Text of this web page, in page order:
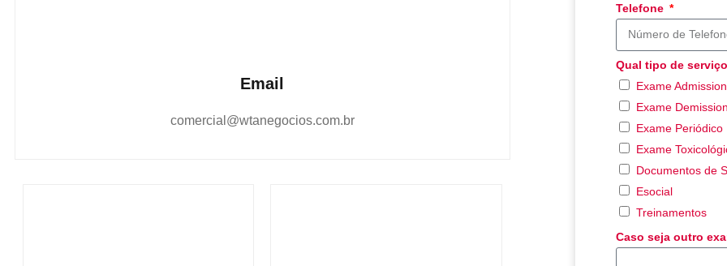
Email
comercial@wtanegocios.com.br
Telefone
Qual tipo de
Exame
Exame
Exame Periódico
Exame
Documentos de
Esocial
Treinamentos
Caso seja outro